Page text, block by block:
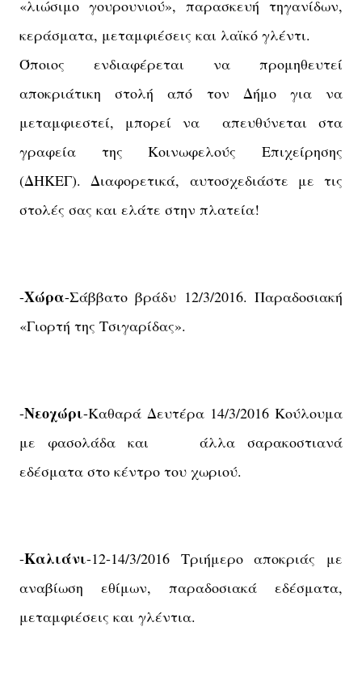
«λιώσιμο γουρουνιού», παρασκευή τηγανίδων,
κεράσματα, μεταμφιέσεις και λαϊκό γλέντι.
Όποιος ενδιαφέρεται να προμηθευτεί
αποκριάτικη στολή από τον Δήμο για να
μεταμφιεστεί, μπορεί να απευθύνεται στα
γραφεία της Κοινωφελούς Επιχείρησης
(ΔΗΚΕΓ). Διαφορετικά, αυτοσχεδιάστε με τις
στολές σας και ελάτε στην πλατεία!
-Χώρα-Σάββατο βράδυ 12/3/2016. Παραδοσιακή
«Γιορτή της Τσιγαρίδας».
-Νεοχώρι-Καθαρά Δευτέρα 14/3/2016 Κούλουμα
με φασολάδα και άλλα σαρακοστιανά
εδέσματα στο κέντρο του χωριού.
-Καλιάνι-12-14/3/2016 Τριήμερο αποκριάς με
αναβίωση εθίμων, παραδοσιακά εδέσματα,
μεταμφιέσεις και γλέντια.